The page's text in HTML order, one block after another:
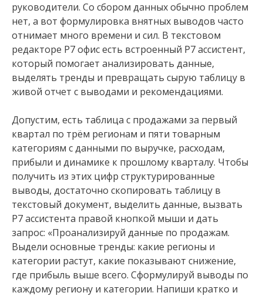
руководители. Со сбором данных обычно проблем
нет, а вот формулировка внятных выводов часто
отнимает много времени и сил. В текстовом
редакторе Р7 офис есть встроенный Р7 ассистент,
который помогает анализировать данные,
выделять тренды и превращать сырую таблицу в
живой отчет с выводами и рекомендациями.
Допустим, есть таблица с продажами за первый
квартал по трём регионам и пяти товарным
категориям с данными по выручке, расходам,
прибыли и динамике к прошлому кварталу. Чтобы
получить из этих цифр структурированные
выводы, достаточно скопировать таблицу в
текстовый документ, выделить данные, вызвать
Р7 ассистента правой кнопкой мыши и дать
запрос: «Проанализируй данные по продажам.
Выдели основные тренды: какие регионы и
категории растут, какие показывают снижение,
где прибыль выше всего. Сформулируй выводы по
каждому региону и категории. Напиши кратко и